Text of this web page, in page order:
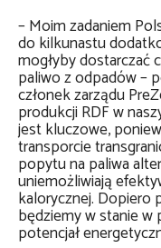
– Moim zadaniem
do kilkunastu
mogłyby dostarczać
paliwo z odpadów –
członek zarządu
produkcji RDF w
jest kluczowe,
transporcie
popytu na paliwa
uniemożliwiają
kalorycznej. Dopiero
będziemy w stanie
potencjał